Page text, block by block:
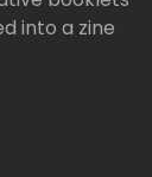
into a zine